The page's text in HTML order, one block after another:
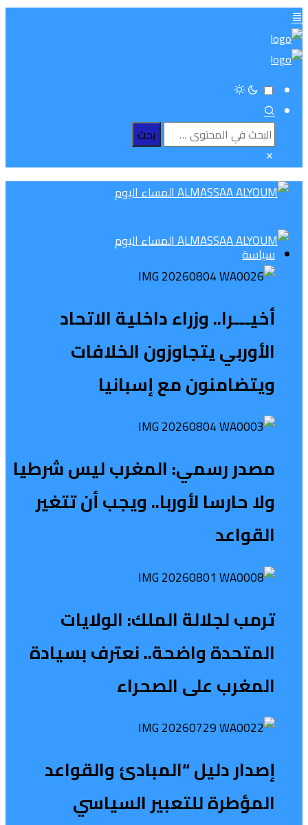
سياسة
أخيـــرا.. وزراء داخلية الاتحاد
الأوربي يتجاوزون الخلافات
ويتضامنون مع إسبانيا
مصدر رسمي: المغرب ليس شرطيا
ولا حارسا لأوربا.. ويجب أن تتغير
القواعد
ترمب لجلالة الملك: الولايات
المتحدة واضحة.. نعترف بسيادة
المغرب على الصحراء
إصدار دليل “المبادئ والقواعد
المؤطرة للتعبير السياسي